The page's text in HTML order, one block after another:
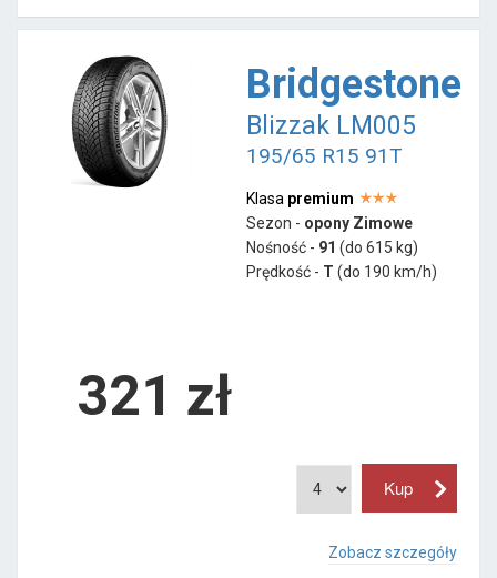
Bridgestone
Blizzak LM005
195/65 R15 91T
Klasa premium
Sezon - opony Zimowe
Nośność - 91 (do 615 kg)
Prędkość - T (do 190 km/h)
321 zł
Zobacz szczegóły